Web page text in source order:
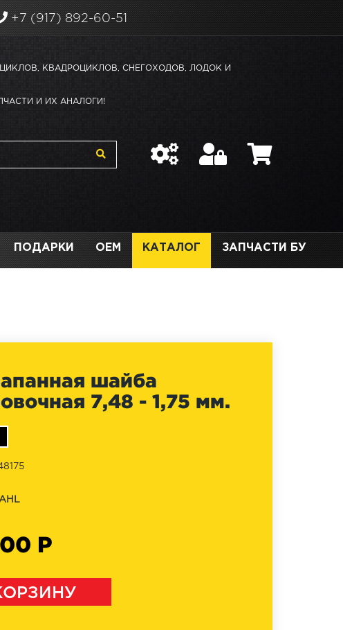
+7 (917) 892-60-51
КВАДРОЦИКЛОВ, СНЕГОХОДОВ, ЛОДОК И
И ИХ АНАЛОГИ!
ПОДАРКИ OEM КАТАЛОГ ЗАПЧАСТИ БУ
шайба
7,48 - 1,75 мм.
AHL
Р